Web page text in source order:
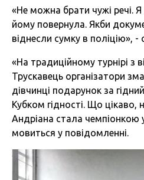
«Не можна брати чужі речі. Я
йому повернула. Якби
віднесли сумку в поліцію», -
«На традиційному турнірі з
Трускавець організатори
дівчинці подарунок за
Кубком гідності. Що цікаво,
Андріана стала чемпіонкою
мовиться у повідомленні.